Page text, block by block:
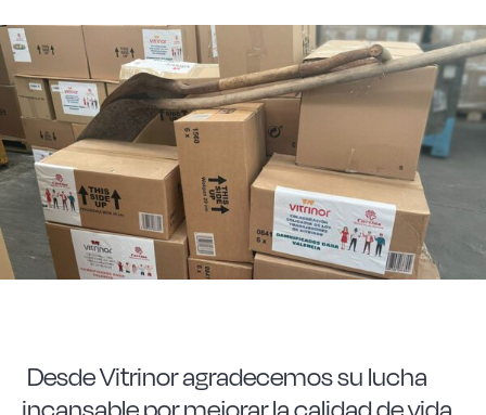
Desde Vitrinor agradecemos su lucha
incansable por mejorar la calidad de vida